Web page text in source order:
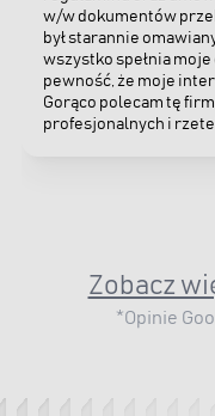
w/w dokumentów
był starannie
wszystko spełnia
pewność, że moje
Gorąco polecam tę
profesjonalnych i
Zobacz
*Opinie